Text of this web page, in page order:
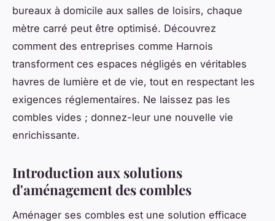
bureaux à domicile aux salles de loisirs, chaque
mètre carré peut être optimisé. Découvrez
comment des entreprises comme Harnois
transforment ces espaces négligés en véritables
havres de lumière et de vie, tout en respectant les
exigences réglementaires. Ne laissez pas les
combles vides ; donnez-leur une nouvelle vie
enrichissante.
Introduction aux solutions
d'aménagement des combles
Aménager ses combles est une solution efficace